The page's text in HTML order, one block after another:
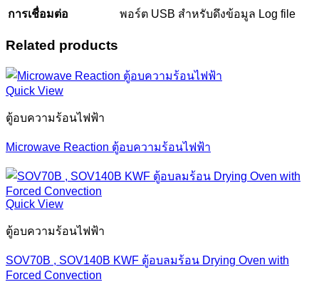
การเชื่อมต่อ
พอร์ต USB สำหรับดึงข้อมูล Log file
Related products
Quick View
ตู้อบความร้อนไฟฟ้า
Microwave Reaction ตู้อบความร้อนไฟฟ้า
Quick View
ตู้อบความร้อนไฟฟ้า
SOV70B , SOV140B KWF ตู้อบลมร้อน Drying Oven with
Forced Convection